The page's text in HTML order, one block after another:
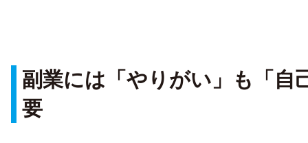
副業には「やりがい」も「自
要